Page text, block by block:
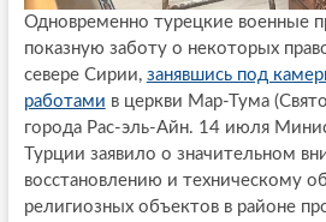
Одновременно турецкие военные
показную заботу о некоторых
севере Сирии, занявшись под
работами в церкви Мар-Тума
города Рас-эль-Айн. 14 июля
Турции заявило о значительном
восстановлению и техническому
религиозных объектов в районе